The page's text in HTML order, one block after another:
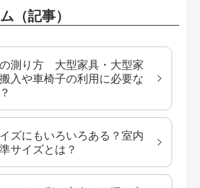
（記事）
の測り方 大型家具・大型家
入や車椅子の利用に必要な
ズにもいろいろある？室内
サイズとは？